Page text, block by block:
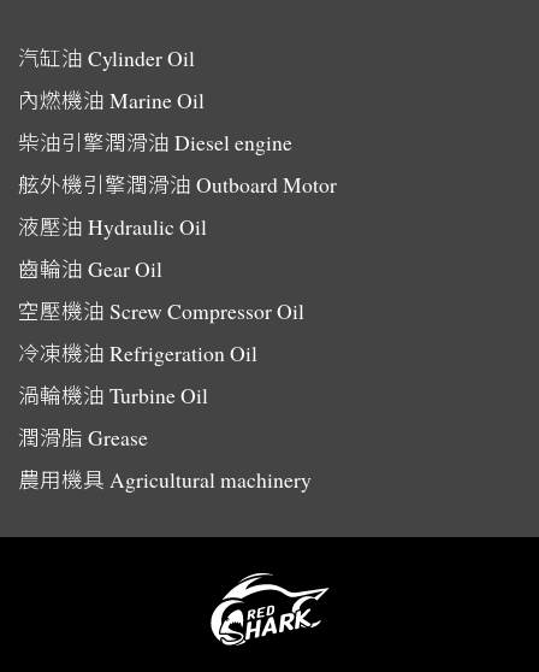
汽缸油 Cylinder Oil
內燃機油 Marine Oil
柴油引擎潤滑油 Diesel engine
舷外機引擎潤滑油 Outboard Motor
液壓油 Hydraulic Oil
齒輪油 Gear Oil
空壓機油 Screw Compressor Oil
冷凍機油 Refrigeration Oil
渦輪機油 Turbine Oil
潤滑脂 Grease
農用機具 Agricultural machinery